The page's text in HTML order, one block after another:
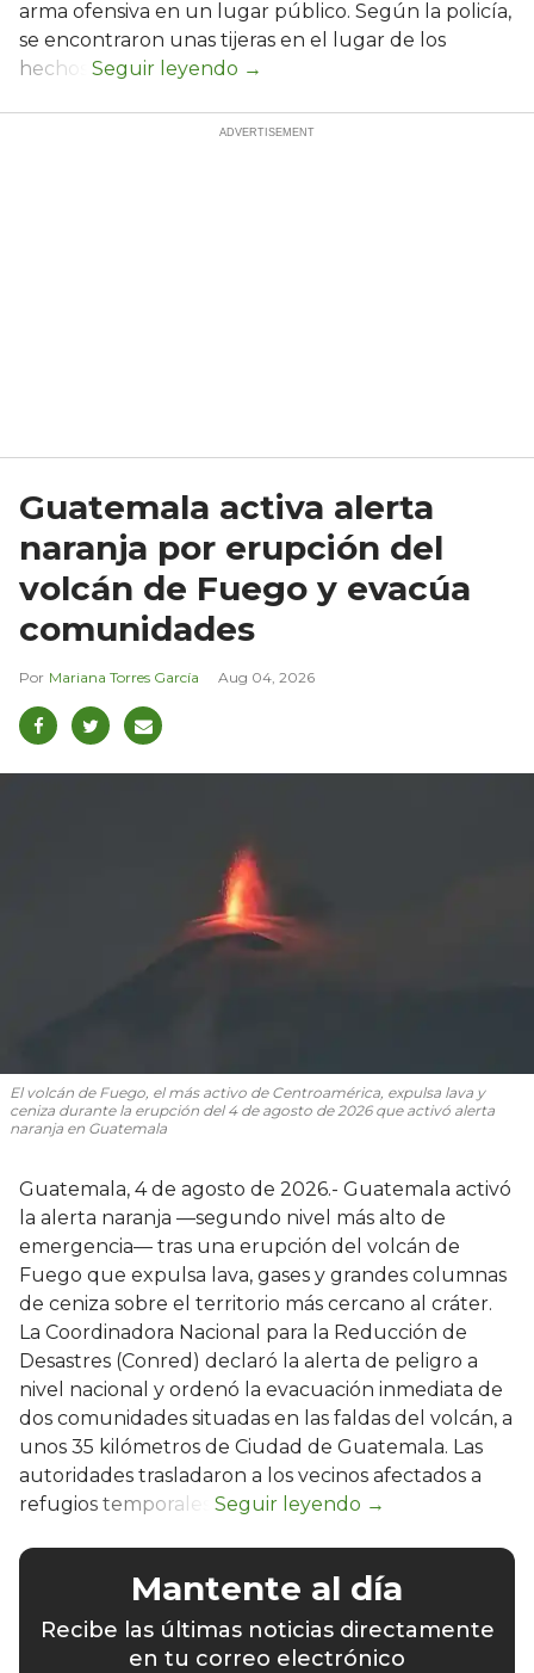
arma ofensiva en un lugar público. Según la policía,
se encontraron unas tijeras en el lugar de los
hechos.
Guatemala activa alerta
naranja por erupción del
volcán de Fuego y evacúa
comunidades
Mariana Torres García Aug 04, 2026
El volcán de Fuego, el más activo de Centroamérica, expulsa lava y
ceniza durante la erupción del 4 de agosto de 2026 que activó alerta
naranja en Guatemala
Guatemala, 4 de agosto de 2026.- Guatemala activó
la alerta naranja —segundo nivel más alto de
emergencia— tras una erupción del volcán de
Fuego que expulsa lava, gases y grandes columnas
de ceniza sobre el territorio más cercano al cráter.
La Coordinadora Nacional para la Reducción de
Desastres (Conred) declaró la alerta de peligro a
nivel nacional y ordenó la evacuación inmediata de
dos comunidades situadas en las faldas del volcán, a
unos 35 kilómetros de Ciudad de Guatemala. Las
autoridades trasladaron a los vecinos afectados a
refugios temporales.
Mantente al día
Recibe las últimas noticias directamente
en tu correo electrónico